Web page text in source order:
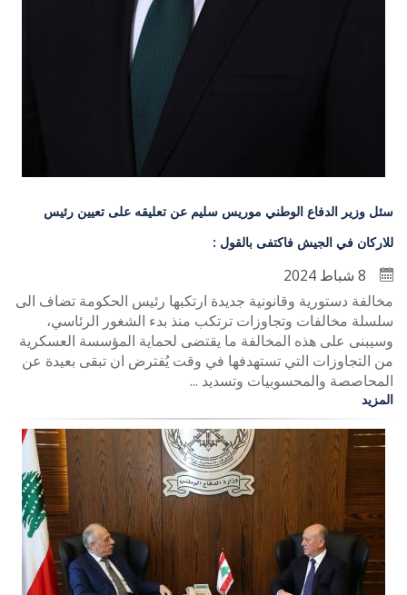
سئل وزير الدفاع الوطني موريس سليم عن تعليقه على تعيين رئيس
للاركان في الجيش فاكتفى بالقول :
مخالفة دستورية وقانونية جديدة ارتكبها رئيس الحكومة تضاف الى
سلسلة مخالفات وتجاوزات ترتكب منذ بدء الشغور الرئاسي،
وسيبنى على هذه المخالفة ما يقتضى لحماية المؤسسة العسكرية
من التجاوزات التي تستهدفها في وقت يُفترض ان تبقى بعيدة عن
المحاصصة والمحسوبيات وتسديد ...
المزيد